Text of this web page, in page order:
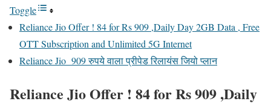
Toggle
Reliance Jio Offer ! 84 for Rs 909 ,Daily Day 2GB Data , Free
OTT Subscription and Unlimited 5G Internet
Reliance Jio 909 रुपये वाला प्रीपेड रिलायंस जियो प्लान
Reliance Jio Offer ! 84 for Rs 909 ,Daily